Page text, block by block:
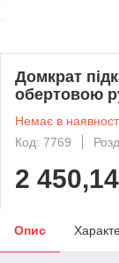
Домкрат
обертовою
Немає в
Код: 7769
2 450,14
Опис